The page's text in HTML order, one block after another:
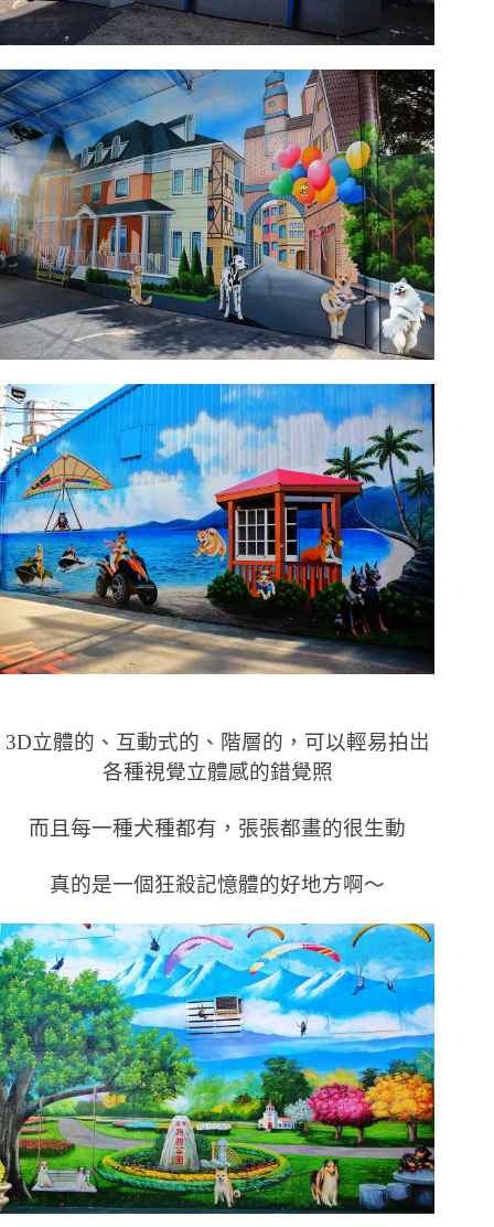
3D立體的、互動式的、階層的，可以輕易拍岀
各種視覺立體感的錯覺照
而且每一種犬種都有，張張都畫的很生動
真的是一個狂殺記憶體的好地方啊〜